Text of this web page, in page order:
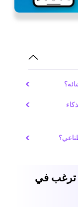
ترغب في